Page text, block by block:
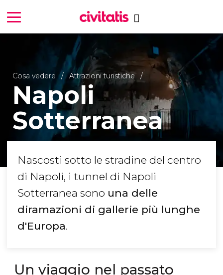
Cosa vedere Attrazioni turistiche
Napoli
Sotterranea
Nascosti sotto le stradine del centro
di Napoli, i tunnel di Napoli
Sotterranea sono una delle
diramazioni di gallerie più lunghe
d'Europa.
Un viaggio nel passato